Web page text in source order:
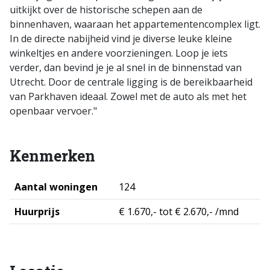
uitkijkt over de historische schepen aan de
binnenhaven, waaraan het appartementencomplex ligt.
In de directe nabijheid vind je diverse leuke kleine
winkeltjes en andere voorzieningen. Loop je iets
verder, dan bevind je je al snel in de binnenstad van
Utrecht. Door de centrale ligging is de bereikbaarheid
van Parkhaven ideaal. Zowel met de auto als met het
openbaar vervoer."
Kenmerken
Aantal woningen
124
Huurprijs
€ 1.670,- tot € 2.670,- /mnd